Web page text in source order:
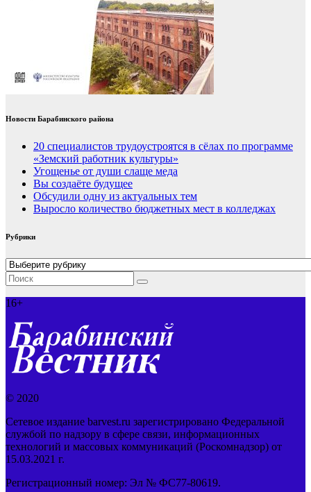
Новости Барабинского района
20 специалистов трудоустроятся в сёлах по программе
«Земский работник культуры»
Угощенье от души слаще меда
Вы создаёте будущее
Обсудили одну из актуальных тем
Выросло количество бюджетных мест в колледжах
Рубрики
Рубрики
16+
© 2020
Сетевое издание barvest.ru зарегистрировано Федеральной
службой по надзору в сфере связи, информационных
технологий и массовых коммуникаций (Роскомнадзор) от
15.03.2021 г.
Регистрационный номер: Эл № ФС77-80619.